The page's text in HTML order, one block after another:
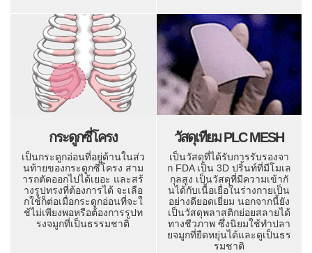
กระดูกซี่โครง
เป็นกระดูกอ่อนที่อยู่ด้านในส่ว
นท้ายของกระดูกซี่โครง สาม
ารถตัดออกไปได้เยอะ และสร้
างรูปทรงที่ต้องการได้ จะเลือ
กใช้ก็ต่อเมื่อกระดูกอ่อนที่จะใ
ช้ไม่เพียงพอหรือต้องการรูปท
รงจมูกที่เป็นธรรมชาติ
วัสดุเทียม PLC MESH
เป็นวัสดุที่ได้รับการรับรองจา
ก FDA เป็น 3D ปริ้นท์ที่มีโมเล
กุลสูง เป็นวัสดุที่มีความเข้ากั
นได้กับเนื้อเยื่อในร่างกายเป็น
อย่างดียอดเยี่ยม นอกจากนี้ยัง
เป็นวัสดุพลาสติกย่อยสลายได้
ทางชีวภาพ ซึ่งนิยมใช้ทำปลา
ยจมูกที่ยืดหยุ่นได้และดูเป็นธร
รมชาติ